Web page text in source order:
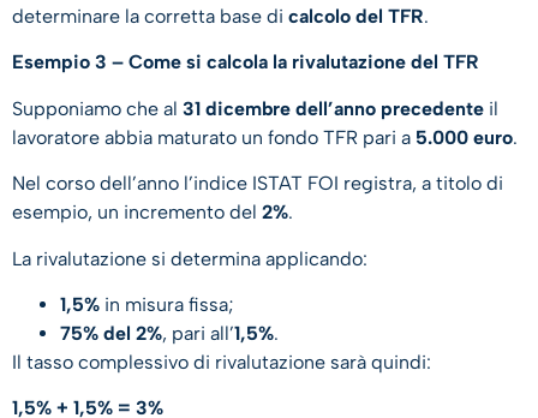
determinare la corretta base di calcolo del TFR.
Esempio 3 – Come si calcola la rivalutazione del TFR
Supponiamo che al 31 dicembre dell’anno precedente il
lavoratore abbia maturato un fondo TFR pari a 5.000 euro.
Nel corso dell’anno l’indice ISTAT FOI registra, a titolo di
esempio, un incremento del 2%.
La rivalutazione si determina applicando:
1,5% in misura fissa;
75% del 2%, pari all’1,5%.
Il tasso complessivo di rivalutazione sarà quindi:
1,5% + 1,5% = 3%